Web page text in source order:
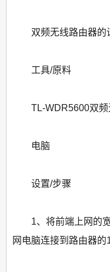
双频无线路由器的
工具/原料
TL-WDR5600双频
电脑
设置/步骤
1、将前端上网的宽
网电脑连接到路由器的